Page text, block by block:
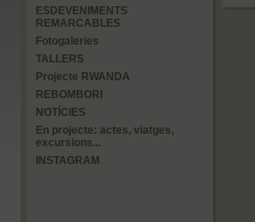
ESDEVENIMENTS
REMARCABLES
Fotogaleries
TALLERS
Projecte RWANDA
REBOMBORI
NOTÍCIES
En projecte: actes, viatges,
excursions...
INSTAGRAM